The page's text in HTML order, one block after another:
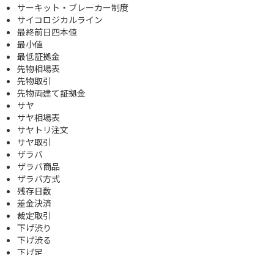
サーキット・ブレーカー制度
サイコロジカルライン
最終前日四本値
最小値
最低証拠金
先物相場表
先物取引
先物両建て証拠金
サヤ
サヤ相場表
サヤトリ注文
サヤ取引
ザラバ
ザラバ商品
ザラバ方式
残存日数
差金決済
裁定取引
下げ渋り
下げ渋る
下げ足